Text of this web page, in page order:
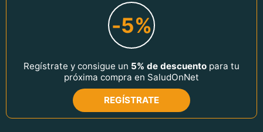
-5%
Regístrate y consigue un 5% de descuento para tu
próxima compra en SaludOnNet
REGÍSTRATE